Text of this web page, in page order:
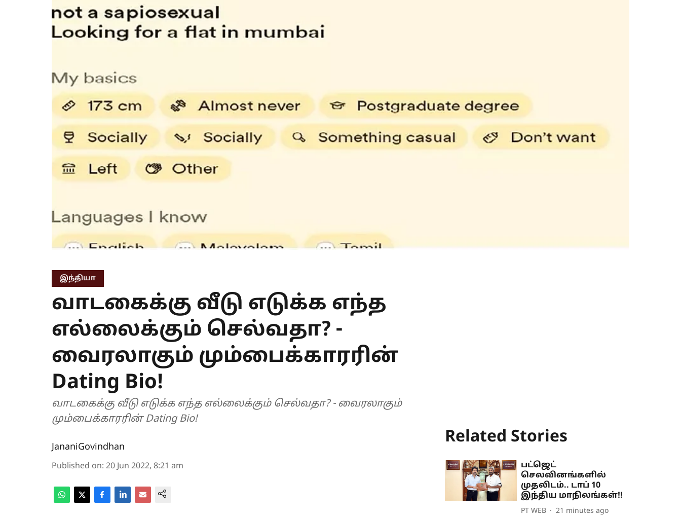
இந்தியா
வாடகைக்கு வீடு எடுக்க எந்த
எல்லைக்கும் செல்வதா? -
வைரலாகும் மும்பைக்காரரின்
Dating Bio!
வாடகைக்கு வீடு எடுக்க எந்த எல்லைக்கும் செல்வதா? - வைரலாகும்
மும்பைக்காரரின் Dating Bio!
JananiGovindhan
Published on: 20 Jun 2022, 8:21 am
Related Stories
பட்ஜெட்
செலவினங்களில்
முதலிடம்.. டாப் 10
இந்திய மாநிலங்கள்!!
PT WEB 21 minutes ago